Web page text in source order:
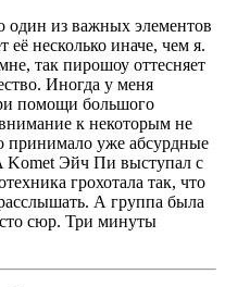
из важных элементов
несколько иначе, чем я.
так пирошоу оттесняет
Иногда у меня
помощи большого
к некоторым не
принимало уже абсурдные
Эйч Пи выступал с
грохотала так, что
А группа была
сюр. Три минуты